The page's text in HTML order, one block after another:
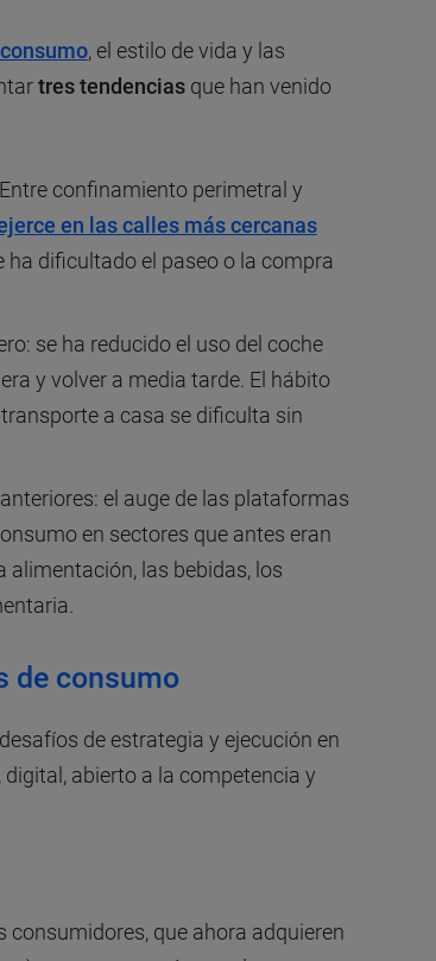
, el estilo de vida y las
tres tendenciasque han venido
confinamiento perimetral y
en las calles más cercanas
dificultado el paseo o la compra
se ha reducido el uso del coche
y volver a media tarde. El hábito
a casa se dificulta sin
el auge de las plataformas
en sectores que antes eran
alimentación, las bebidas, los
de consumo
de estrategia y ejecución en
abierto a la competencia y
consumidores, que ahora adquieren